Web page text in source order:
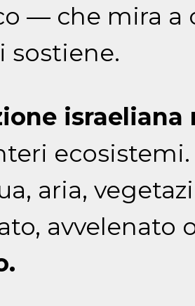
— che mira a
sostiene.
ecosistemi.
aria,
avvelenato